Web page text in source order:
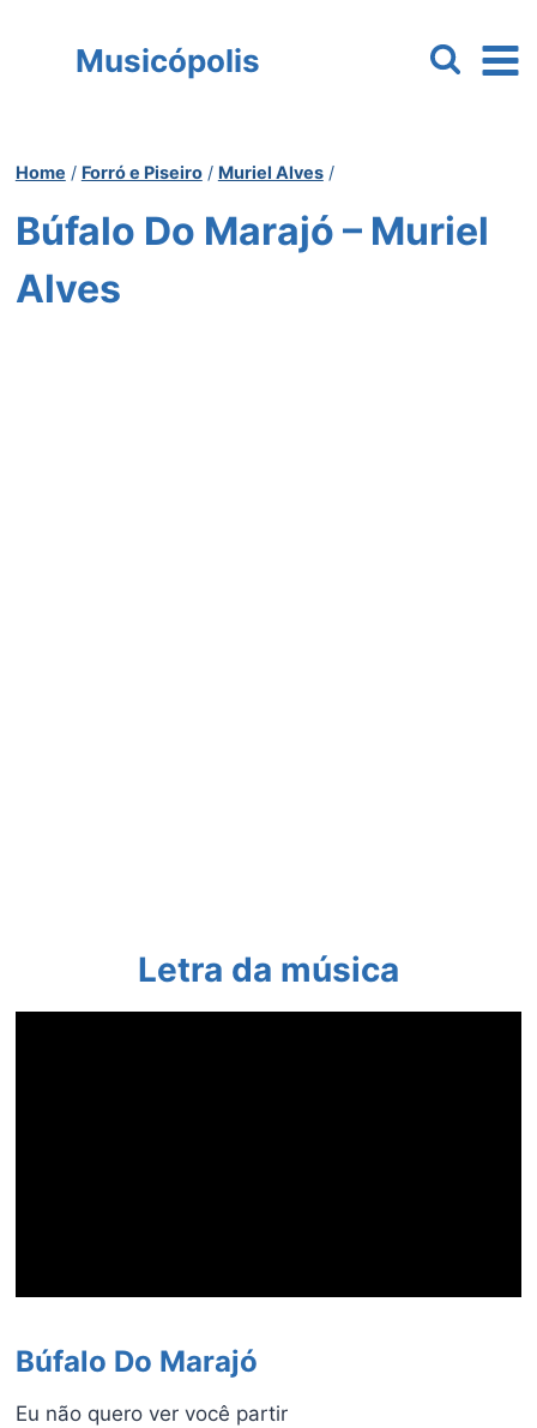
Musicópolis
Home / Forró e Piseiro / Muriel Alves /
Búfalo Do Marajó – Muriel
Alves
Letra da música
Búfalo Do Marajó
Eu não quero ver você partir